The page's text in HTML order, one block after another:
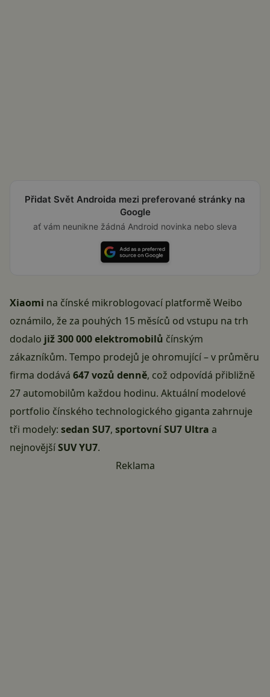
Přidat Svět Androida mezi preferované stránky na
Google
ať vám neunikne žádná Android novinka nebo sleva
Xiaomi na čínské mikroblogovací platformě Weibo
oznámilo, že za pouhých 15 měsíců od vstupu na trh
dodalo již 300 000 elektromobilů čínským
zákazníkům. Tempo prodejů je ohromující – v průměru
firma dodává 647 vozů denně, což odpovídá přibližně
27 automobilům každou hodinu. Aktuální modelové
portfolio čínského technologického giganta zahrnuje
tři modely: sedan SU7, sportovní SU7 Ultra a
nejnovějšíSUV YU7.
Reklama